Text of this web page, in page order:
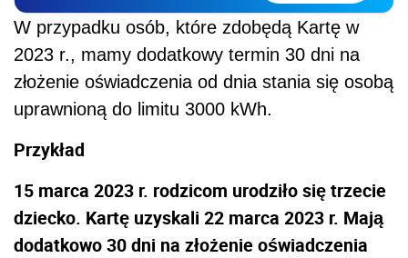
W przypadku osób, które zdobędą Kartę w
2023 r., mamy dodatkowy termin 30 dni na
złożenie oświadczenia od dnia stania się osobą
uprawnioną do limitu 3000 kWh.
Przykład
15 marca 2023 r. rodzicom urodziło się trzecie
dziecko. Kartę uzyskali 22 marca 2023 r. Mają
dodatkowo 30 dni na złożenie oświadczenia